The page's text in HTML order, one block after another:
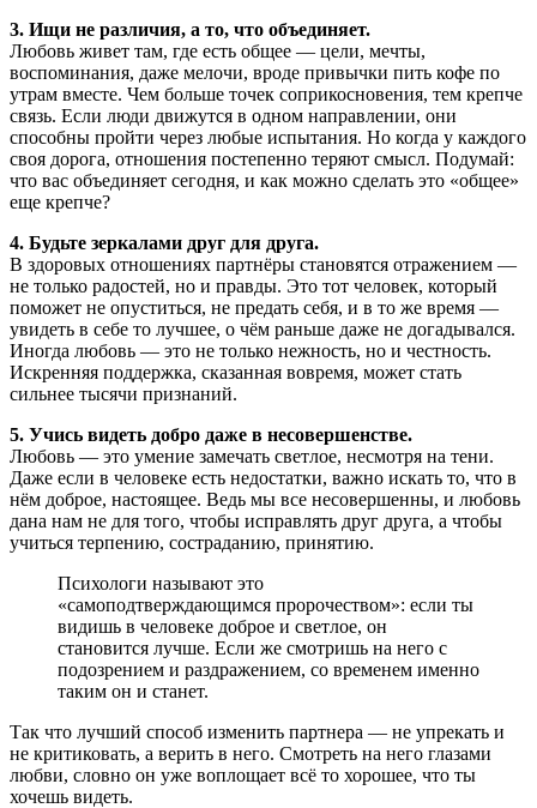
3. Ищи не различия, а то, что объединяет.
Любовь живет там, где есть общее — цели, мечты,
воспоминания, даже мелочи, вроде привычки пить кофе по
утрам вместе. Чем больше точек соприкосновения, тем крепче
связь. Если люди движутся в одном направлении, они
способны пройти через любые испытания. Но когда у каждого
своя дорога, отношения постепенно теряют смысл. Подумай:
что вас объединяет сегодня, и как можно сделать это «общее»
еще крепче?
4. Будьте зеркалами друг для друга.
В здоровых отношениях партнёры становятся отражением —
не только радостей, но и правды. Это тот человек, который
поможет не опуститься, не предать себя, и в то же время —
увидеть в себе то лучшее, о чём раньше даже не догадывался.
Иногда любовь — это не только нежность, но и честность.
Искренняя поддержка, сказанная вовремя, может стать
сильнее тысячи признаний.
5. Учись видеть добро даже в несовершенстве.
Любовь — это умение замечать светлое, несмотря на тени.
Даже если в человеке есть недостатки, важно искать то, что в
нём доброе, настоящее. Ведь мы все несовершенны, и любовь
дана нам не для того, чтобы исправлять друг друга, а чтобы
учиться терпению, состраданию, принятию.
Психологи называют это
«самоподтверждающимся пророчеством»: если ты
видишь в человеке доброе и светлое, он
становится лучше. Если же смотришь на него с
подозрением и раздражением, со временем именно
таким он и станет.
Так что лучший способ изменить партнера — не упрекать и
не критиковать, а верить в него. Смотреть на него глазами
любви, словно он уже воплощает всё то хорошее, что ты
хочешь видеть.